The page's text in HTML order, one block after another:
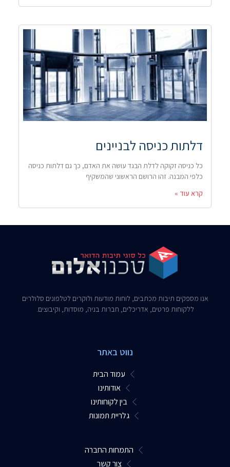
דלתות כניסה לבניינים
כל כניסה זקוקה לדלת הבגד עושה את האדם, כך גם דלתות כניסה
כלפי המבנה. זהו הרושם הראשוני שהמשקיף
קרא עוד »
אנו מספקים תיבות מכתבים, לוחות מודעות ולוקרים לטלפונים סלולרים
ללקוחות פרטים, אדריכלים, חברות בניה, מוסדות, וקיבוצים.​
נווט באתר
עמוד הבית
אודותינו
בין לקוחותינו
גלריית תמונות
התמחות החברה
צור קשר